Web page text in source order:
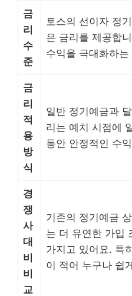
금
리
수
준
토스의 선이자 정
은 금리를 제공합
수익을 극대화하
금
리
적
용
방
식
일반 정기예금과
리는 예치 시점에
동안 안정적인 수
경
쟁
사
대
비
비
교
기존의 정기예금
는 더 유연한 가입
가지고 있어요. 특
이 적어 누구나 쉽